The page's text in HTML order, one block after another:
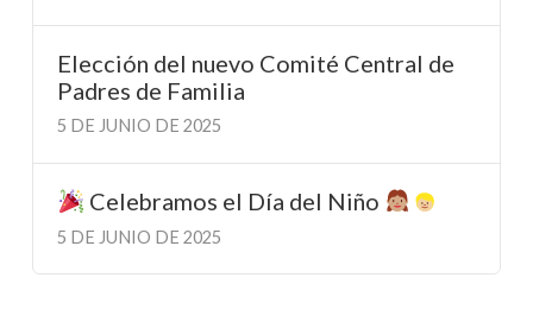
Elección del nuevo Comité Central de
Padres de Familia
5 DE JUNIO DE 2025
Celebramos el Día del Niño
5 DE JUNIO DE 2025